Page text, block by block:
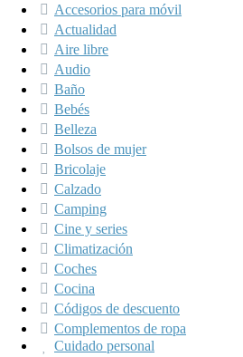
Accesorios para móvil
Actualidad
Aire libre
Audio
Baño
Bebés
Belleza
Bolsos de mujer
Bricolaje
Calzado
Camping
Cine y series
Climatización
Coches
Cocina
Códigos de descuento
Complementos de ropa
Cuidado personal